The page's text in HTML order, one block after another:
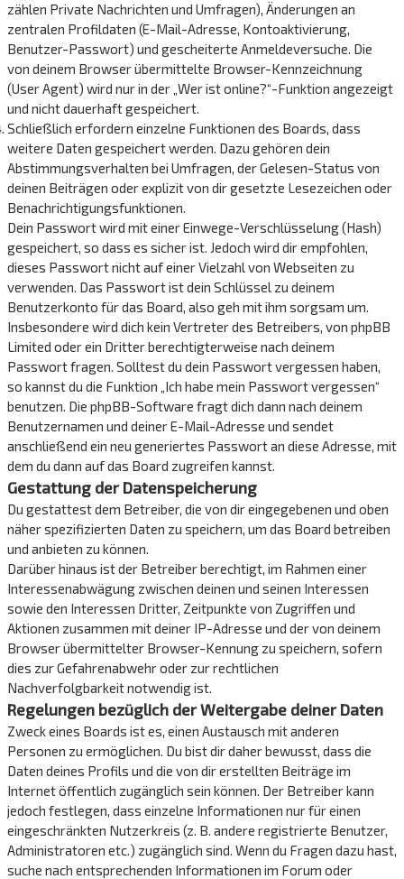
zählen Private Nachrichten und Umfragen), Änderungen an
zentralen Profildaten (E-Mail-Adresse, Kontoaktivierung,
Benutzer-Passwort) und gescheiterte Anmeldeversuche. Die
von deinem Browser übermittelte Browser-Kennzeichnung
(User Agent) wird nur in der „Wer ist online?“-Funktion angezeigt
und nicht dauerhaft gespeichert.
Schließlich erfordern einzelne Funktionen des Boards, dass
weitere Daten gespeichert werden. Dazu gehören dein
Abstimmungsverhalten bei Umfragen, der Gelesen-Status von
deinen Beiträgen oder explizit von dir gesetzte Lesezeichen oder
Benachrichtigungsfunktionen.
Dein Passwort wird mit einer Einwege-Verschlüsselung (Hash)
gespeichert, so dass es sicher ist. Jedoch wird dir empfohlen,
dieses Passwort nicht auf einer Vielzahl von Webseiten zu
verwenden. Das Passwort ist dein Schlüssel zu deinem
Benutzerkonto für das Board, also geh mit ihm sorgsam um.
Insbesondere wird dich kein Vertreter des Betreibers, von phpBB
Limited oder ein Dritter berechtigterweise nach deinem
Passwort fragen. Solltest du dein Passwort vergessen haben,
so kannst du die Funktion „Ich habe mein Passwort vergessen“
benutzen. Die phpBB-Software fragt dich dann nach deinem
Benutzernamen und deiner E-Mail-Adresse und sendet
anschließend ein neu generiertes Passwort an diese Adresse, mit
dem du dann auf das Board zugreifen kannst.
Gestattung der Datenspeicherung
Du gestattest dem Betreiber, die von dir eingegebenen und oben
näher spezifizierten Daten zu speichern, um das Board betreiben
und anbieten zu können.
Darüber hinaus ist der Betreiber berechtigt, im Rahmen einer
Interessenabwägung zwischen deinen und seinen Interessen
sowie den Interessen Dritter, Zeitpunkte von Zugriffen und
Aktionen zusammen mit deiner IP-Adresse und der von deinem
Browser übermittelter Browser-Kennung zu speichern, sofern
dies zur Gefahrenabwehr oder zur rechtlichen
Nachverfolgbarkeit notwendig ist.
Regelungen bezüglich der Weitergabe deiner Daten
Zweck eines Boards ist es, einen Austausch mit anderen
Personen zu ermöglichen. Du bist dir daher bewusst, dass die
Daten deines Profils und die von dir erstellten Beiträge im
Internet öffentlich zugänglich sein können. Der Betreiber kann
jedoch festlegen, dass einzelne Informationen nur für einen
eingeschränkten Nutzerkreis (z. B. andere registrierte Benutzer,
Administratoren etc.) zugänglich sind. Wenn du Fragen dazu hast,
suche nach entsprechenden Informationen im Forum oder